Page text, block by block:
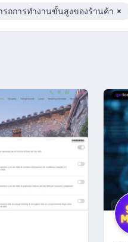
รถการทำงานขั้นสูงของร้านค้า